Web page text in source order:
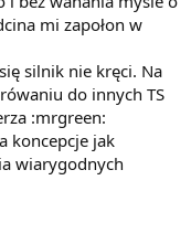
mi zapołon w
silnik nie kręci. Na
do innych TS
:mrgreen:
koncepcje jak
wiarygodnych